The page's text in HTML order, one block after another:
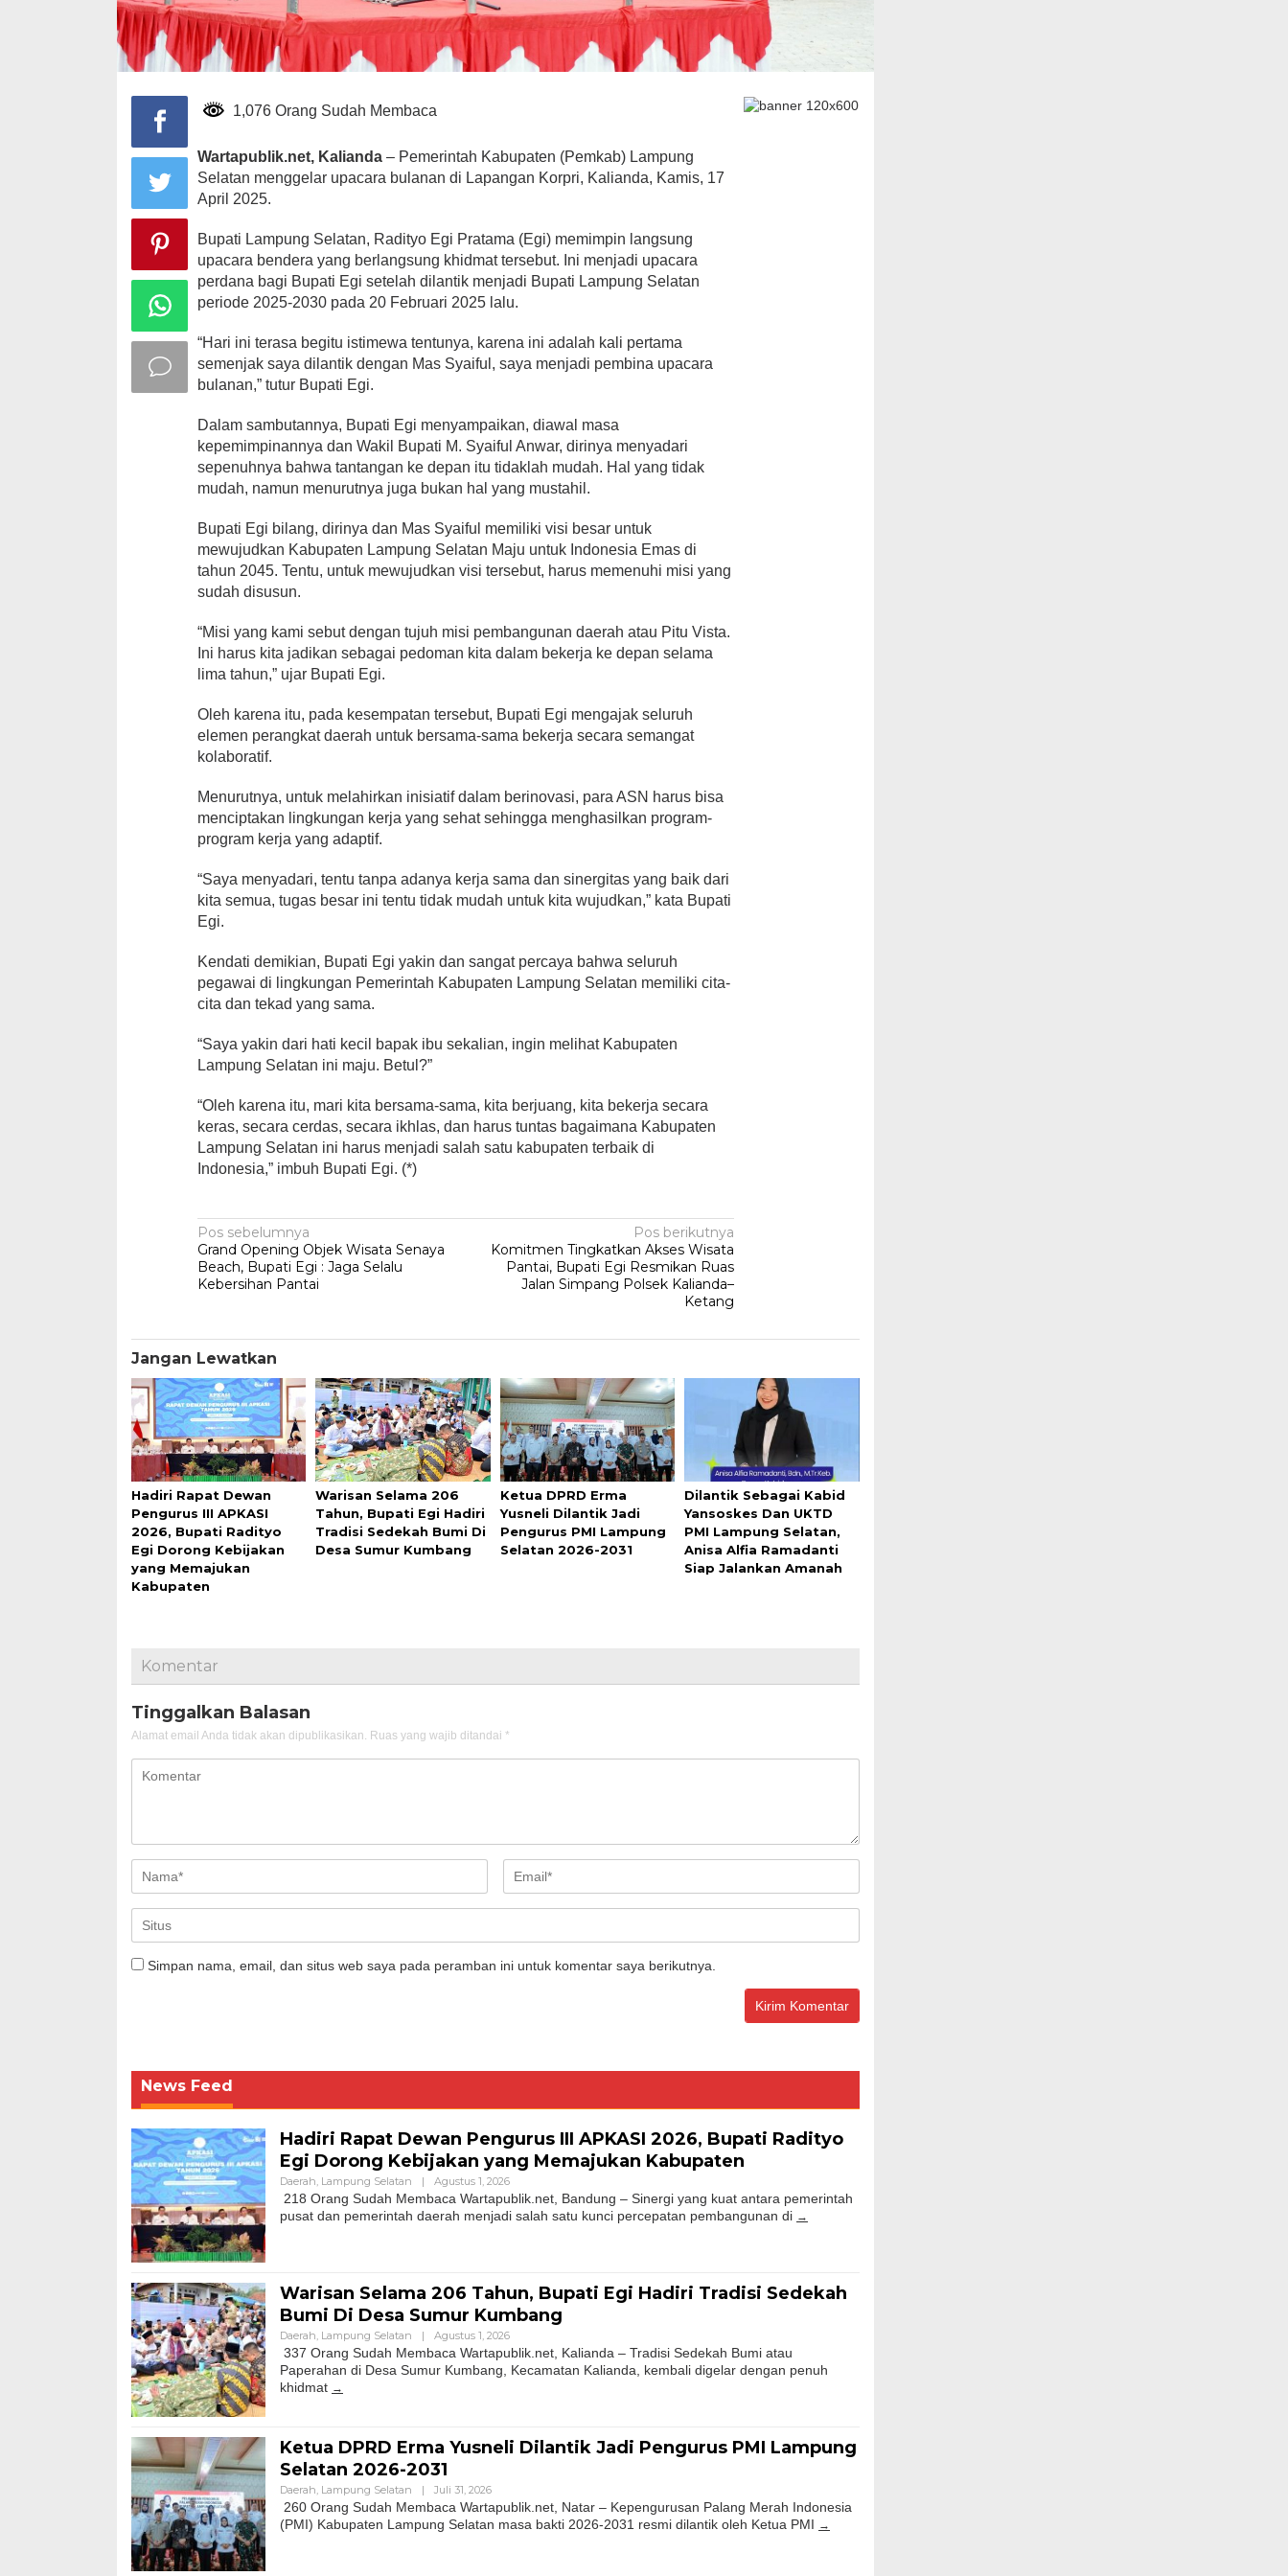
1,076 Orang Sudah Membaca
Wartapublik.net, Kalianda – Pemerintah Kabupaten (Pemkab) Lampung
Selatan menggelar upacara bulanan di Lapangan Korpri, Kalianda, Kamis, 17
April 2025.
Bupati Lampung Selatan, Radityo Egi Pratama (Egi) memimpin langsung
upacara bendera yang berlangsung khidmat tersebut. Ini menjadi upacara
perdana bagi Bupati Egi setelah dilantik menjadi Bupati Lampung Selatan
periode 2025-2030 pada 20 Februari 2025 lalu.
“Hari ini terasa begitu istimewa tentunya, karena ini adalah kali pertama
semenjak saya dilantik dengan Mas Syaiful, saya menjadi pembina upacara
bulanan,” tutur Bupati Egi.
Dalam sambutannya, Bupati Egi menyampaikan, diawal masa
kepemimpinannya dan Wakil Bupati M. Syaiful Anwar, dirinya menyadari
sepenuhnya bahwa tantangan ke depan itu tidaklah mudah. Hal yang tidak
mudah, namun menurutnya juga bukan hal yang mustahil.
Bupati Egi bilang, dirinya dan Mas Syaiful memiliki visi besar untuk
mewujudkan Kabupaten Lampung Selatan Maju untuk Indonesia Emas di
tahun 2045. Tentu, untuk mewujudkan visi tersebut, harus memenuhi misi yang
sudah disusun.
“Misi yang kami sebut dengan tujuh misi pembangunan daerah atau Pitu Vista.
Ini harus kita jadikan sebagai pedoman kita dalam bekerja ke depan selama
lima tahun,” ujar Bupati Egi.
Oleh karena itu, pada kesempatan tersebut, Bupati Egi mengajak seluruh
elemen perangkat daerah untuk bersama-sama bekerja secara semangat
kolaboratif.
Menurutnya, untuk melahirkan inisiatif dalam berinovasi, para ASN harus bisa
menciptakan lingkungan kerja yang sehat sehingga menghasilkan program-
program kerja yang adaptif.
“Saya menyadari, tentu tanpa adanya kerja sama dan sinergitas yang baik dari
kita semua, tugas besar ini tentu tidak mudah untuk kita wujudkan,” kata Bupati
Egi.
Kendati demikian, Bupati Egi yakin dan sangat percaya bahwa seluruh
pegawai di lingkungan Pemerintah Kabupaten Lampung Selatan memiliki cita-
cita dan tekad yang sama.
“Saya yakin dari hati kecil bapak ibu sekalian, ingin melihat Kabupaten
Lampung Selatan ini maju. Betul?”
“Oleh karena itu, mari kita bersama-sama, kita berjuang, kita bekerja secara
keras, secara cerdas, secara ikhlas, dan harus tuntas bagaimana Kabupaten
Lampung Selatan ini harus menjadi salah satu kabupaten terbaik di
Indonesia,” imbuh Bupati Egi. (*)
Navigasi
pos
Pos sebelumnya
Grand Opening Objek Wisata Senaya
Beach, Bupati Egi : Jaga Selalu
Kebersihan Pantai
Pos berikutnya
Komitmen Tingkatkan Akses Wisata
Pantai, Bupati Egi Resmikan Ruas
Jalan Simpang Polsek Kalianda–
Ketang
Jangan Lewatkan
Hadiri Rapat Dewan
Pengurus III APKASI
2026, Bupati Radityo
Egi Dorong Kebijakan
yang Memajukan
Kabupaten
Warisan Selama 206
Tahun, Bupati Egi Hadiri
Tradisi Sedekah Bumi Di
Desa Sumur Kumbang
Ketua DPRD Erma
Yusneli Dilantik Jadi
Pengurus PMI Lampung
Selatan 2026-2031
Dilantik Sebagai Kabid
Yansoskes Dan UKTD
PMI Lampung Selatan,
Anisa Alfia Ramadanti
Siap Jalankan Amanah
Komentar
Tinggalkan Balasan
Alamat email Anda tidak akan dipublikasikan. Ruas yang wajib ditandai *
Simpan nama, email, dan situs web saya pada peramban ini untuk komentar saya berikutnya.
News Feed
Hadiri Rapat Dewan Pengurus III APKASI 2026, Bupati Radityo
Egi Dorong Kebijakan yang Memajukan Kabupaten
Daerah Lampung Selatan | Agustus 1, 2026
218 Orang Sudah Membaca Wartapublik.net, Bandung – Sinergi yang kuat antara pemerintah
pusat dan pemerintah daerah menjadi salah satu kunci percepatan pembangunan di
Warisan Selama 206 Tahun, Bupati Egi Hadiri Tradisi Sedekah
Bumi Di Desa Sumur Kumbang
Daerah Lampung Selatan | Agustus 1, 2026
337 Orang Sudah Membaca Wartapublik.net, Kalianda – Tradisi Sedekah Bumi atau
Paperahan di Desa Sumur Kumbang, Kecamatan Kalianda, kembali digelar dengan penuh
khidmat
Ketua DPRD Erma Yusneli Dilantik Jadi Pengurus PMI Lampung
Selatan 2026-2031
Daerah Lampung Selatan | Juli 31, 2026
260 Orang Sudah Membaca Wartapublik.net, Natar – Kepengurusan Palang Merah Indonesia
(PMI) Kabupaten Lampung Selatan masa bakti 2026-2031 resmi dilantik oleh Ketua PMI